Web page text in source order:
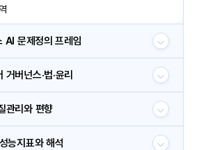
AI 문제정의 프레임
거버넌스·법·윤리
관리와 편향
능지표와 해석